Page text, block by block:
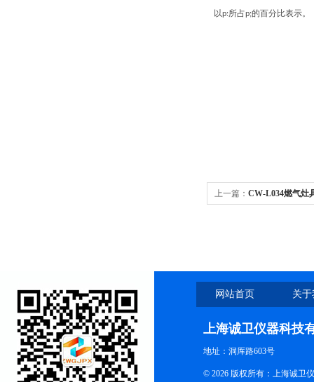
以p:所占p;的百分比表示。
上一篇： CW-L034燃气灶
网站首页 关
上海诚卫仪器科技
地址：洞厍路603号
© 2026 版权所有：上海诚卫